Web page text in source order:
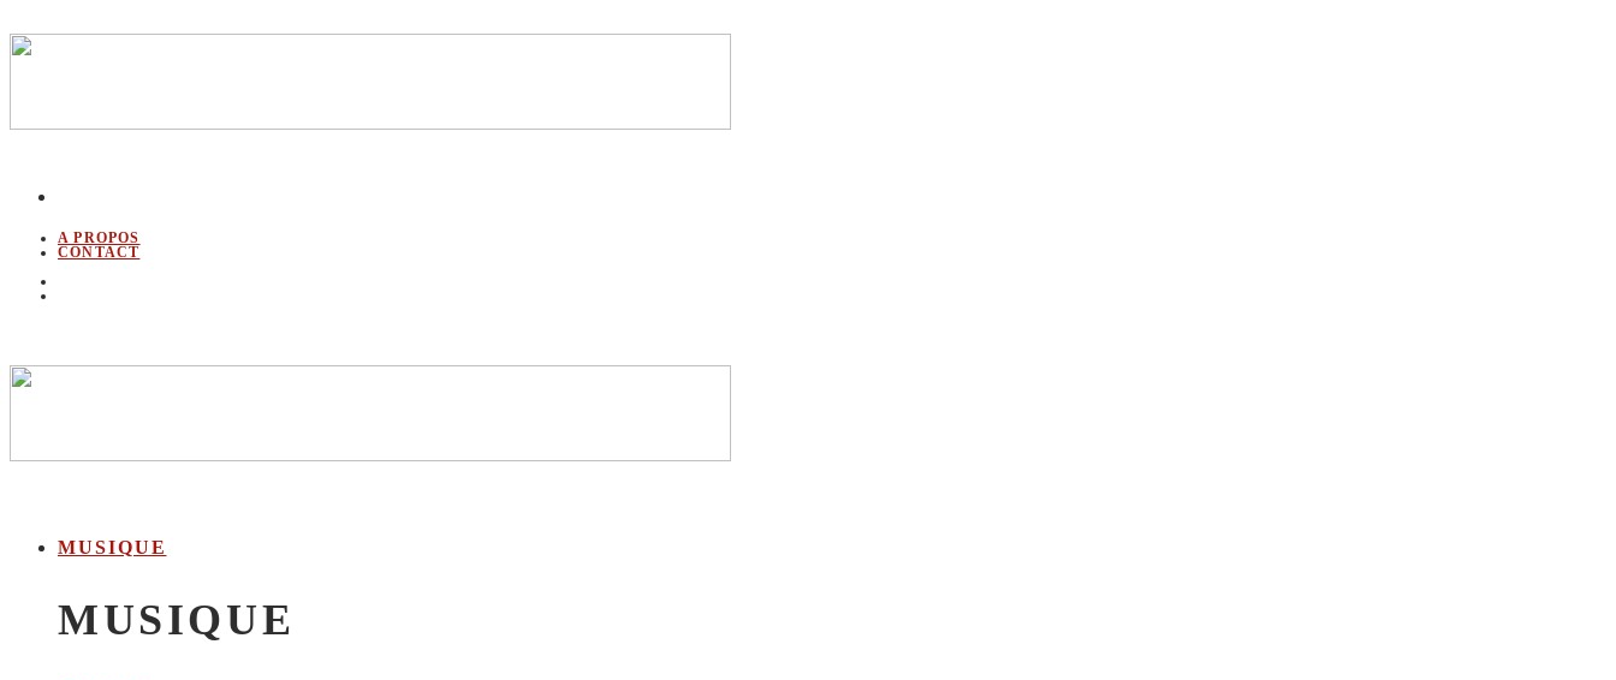
A PROPOS
CONTACT
MUSIQUE
MUSIQUE